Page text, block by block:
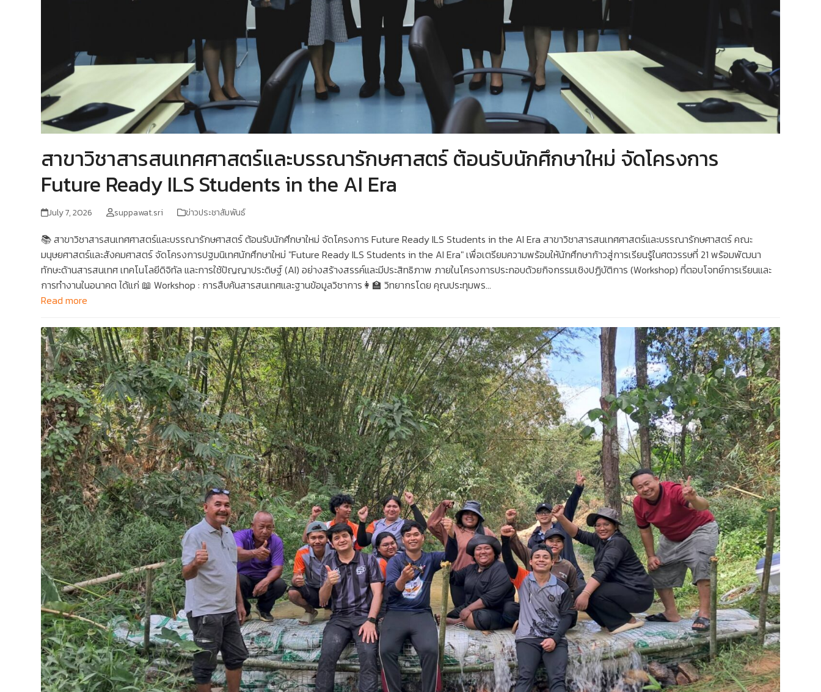
สาขาวิชาสารสนเทศศาสตร์และบรรณารักษศาสตร์ ต้อนรับนักศึกษาใหม่ จัดโครงการ
Future Ready ILS Students in the AI Era
July 7, 2026 suppawat.sri ข่าวประชาสัมพันธ์
📚 สาขาวิชาสารสนเทศศาสตร์และบรรณารักษศาสตร์ ต้อนรับนักศึกษาใหม่ จัดโครงการ Future Ready ILS Students in the AI Era สาขาวิชาสารสนเทศศาสตร์และบรรณารักษศาสตร์ คณะ
มนุษยศาสตร์และสังคมศาสตร์ จัดโครงการปฐมนิเทศนักศึกษาใหม่ "Future Ready ILS Students in the AI Era" เพื่อเตรียมความพร้อมให้นักศึกษาก้าวสู่การเรียนรู้ในศตวรรษที่ 21 พร้อมพัฒนา
ทักษะด้านสารสนเทศ เทคโนโลยีดิจิทัล และการใช้ปัญญาประดิษฐ์ (AI) อย่างสร้างสรรค์และมีประสิทธิภาพ ภายในโครงการประกอบด้วยกิจกรรมเชิงปฏิบัติการ (Workshop) ที่ตอบโจทย์การเรียนและ
การทำงานในอนาคต ได้แก่ 📖 Workshop : การสืบค้นสารสนเทศและฐานข้อมูลวิชาการ👩‍🏫 วิทยากรโดย คุณประทุมพร…
Read more